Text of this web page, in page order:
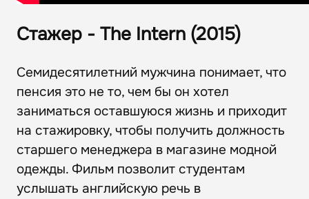
Стажер - The Intern (2015)
Семидесятилетний мужчина понимает, что
пенсия это не то, чем бы он хотел
заниматься оставшуюся жизнь и приходит
на стажировку, чтобы получить должность
старшего менеджера в магазине модной
одежды. Фильм позволит студентам
услышать английскую речь в